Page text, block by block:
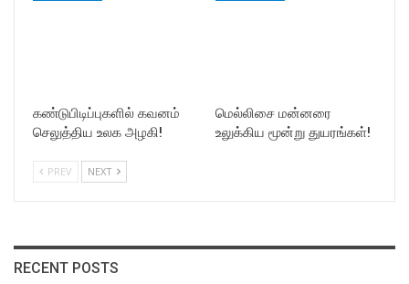
கண்டுபிடிப்புகளில் கவனம்
செலுத்திய உலக அழகி!
மெல்லிசை மன்னரை
உலுக்கிய மூன்று துயரங்கள்!
PREV NEXT
RECENT POSTS